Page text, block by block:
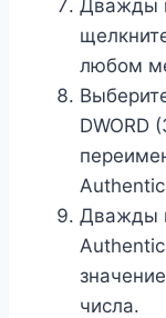
Дважды
любом
DWORD
Дважды
числа.